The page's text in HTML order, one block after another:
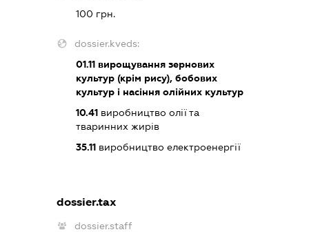
100 грн.
dossier.kveds:
01.11 вирощування зернових
культур (крім рису), бобових
культур і насіння олійних культур
10.41 виробництво олії та
тваринних жирів
35.11 виробництво електроенергії
dossier.tax
dossier.staff